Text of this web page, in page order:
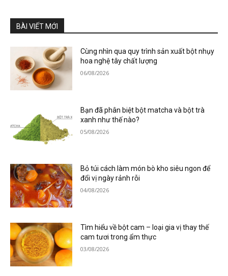
BÀI VIẾT MỚI
Cùng nhìn qua quy trình sản xuất bột nhụy
hoa nghệ tây chất lượng
06/08/2026
Bạn đã phân biệt bột matcha và bột trà
xanh như thế nào?
05/08/2026
Bỏ túi cách làm món bò kho siêu ngon để
đổi vị ngày rảnh rỗi
04/08/2026
Tìm hiểu về bột cam – loại gia vị thay thế
cam tươi trong ẩm thực
03/08/2026